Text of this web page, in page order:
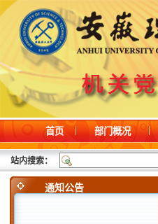
首页 部门概况
站内搜索：
通知公告